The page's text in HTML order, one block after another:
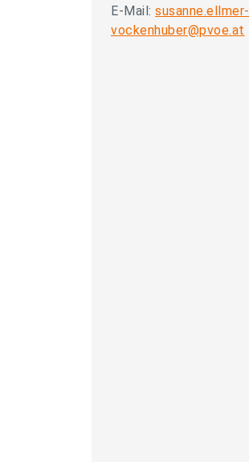
E-Mail: susanne.ellmer-
vockenhuber@pvoe.at